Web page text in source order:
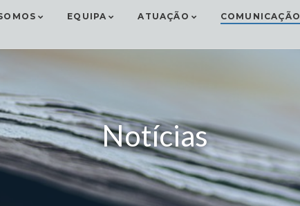
EQUIPA ATUAÇÃO COMUNICAÇÃO
Notícias